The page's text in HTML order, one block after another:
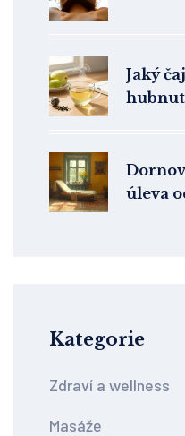
Jaký
úleva
Kategorie
Zdraví a wellness
Masáže